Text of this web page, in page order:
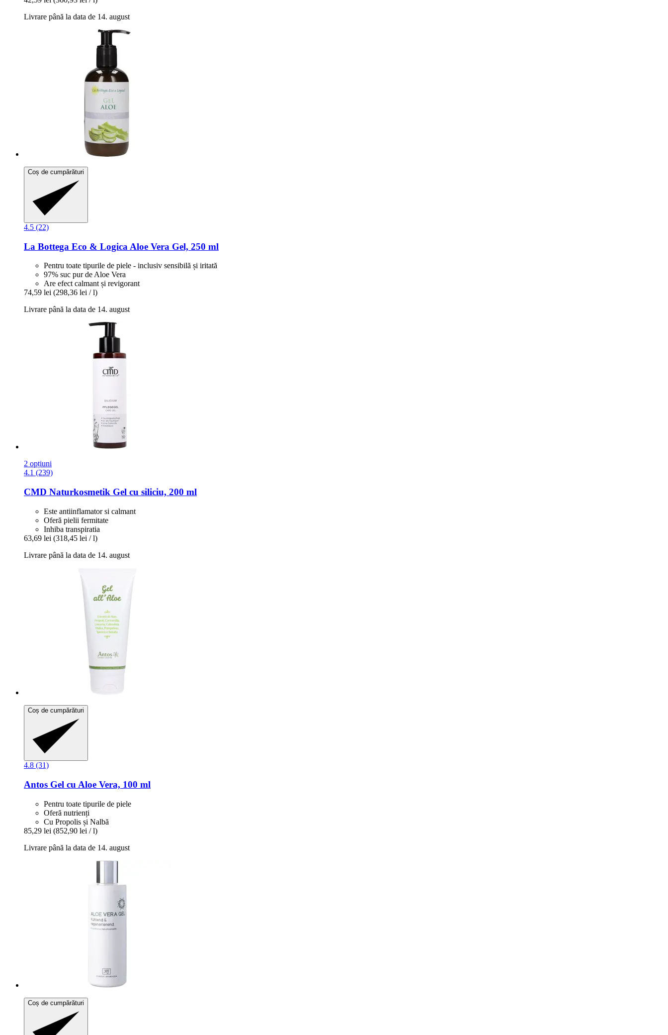
Livrare până la data de 14. august
Coș de cumpărături
4.5 (22)
La Bottega Eco & Logica Aloe Vera Gel, 250 ml
Pentru toate tipurile de piele - inclusiv sensibilă și iritată
97% suc pur de Aloe Vera
Are efect calmant și revigorant
74,59 lei (298,36 lei / l)
Livrare până la data de 14. august
2 opțiuni
4.1 (239)
CMD Naturkosmetik Gel cu siliciu, 200 ml
Este antiinflamator si calmant
Oferă pielii fermitate
Inhiba transpiratia
63,69 lei (318,45 lei / l)
Livrare până la data de 14. august
Coș de cumpărături
4.8 (31)
Antos Gel cu Aloe Vera, 100 ml
Pentru toate tipurile de piele
Oferă nutrienți
Cu Propolis și Nalbă
85,29 lei (852,90 lei / l)
Livrare până la data de 14. august
Coș de cumpărături